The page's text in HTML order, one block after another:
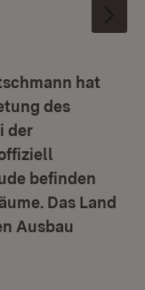
1 2
hat
des
der
befinden
Das Land
Ausbau